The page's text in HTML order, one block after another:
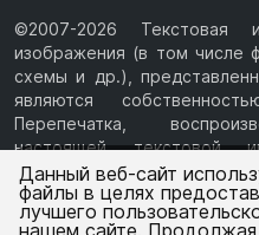
©2007-2026 Текстовая
изображения (в том числе
схемы и др.),
являются
Перепечатка,
настоящей текстовой
изображений с Сайта
разрешения ООО
1077847433730,
Ваш
Данный веб-сайт
файлы в целях
лучшего
нашем сайте. Продолжая